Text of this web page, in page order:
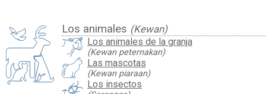
Los animales (Kewan)
Los animales de la granja
(Kewan peternakan)
Las mascotas
(Kewan piaraan)
Los insectos